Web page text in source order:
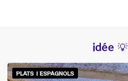
samedi
idée 💡
PLATS | ESPAGNOLS